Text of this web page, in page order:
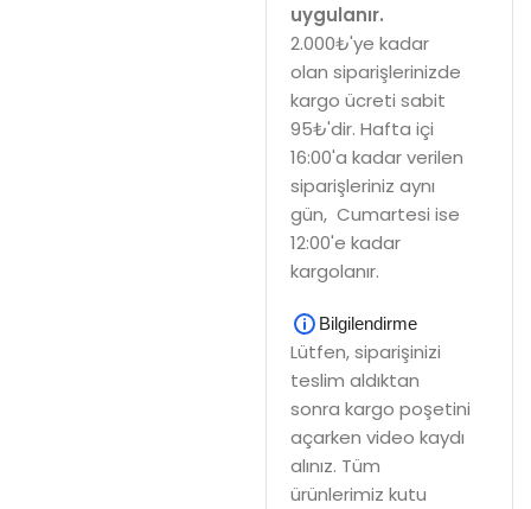
uygulanır.
2.000₺'ye kadar
olan siparişlerinizde
kargo ücreti sabit
95₺'dir. Hafta içi
16:00'a kadar verilen
siparişleriniz aynı
gün, Cumartesi ise
12:00'e kadar
kargolanır.
Bilgilendirme
Lütfen, siparişinizi
teslim aldıktan
sonra kargo poşetini
açarken video kaydı
alınız. Tüm
ürünlerimiz kutu